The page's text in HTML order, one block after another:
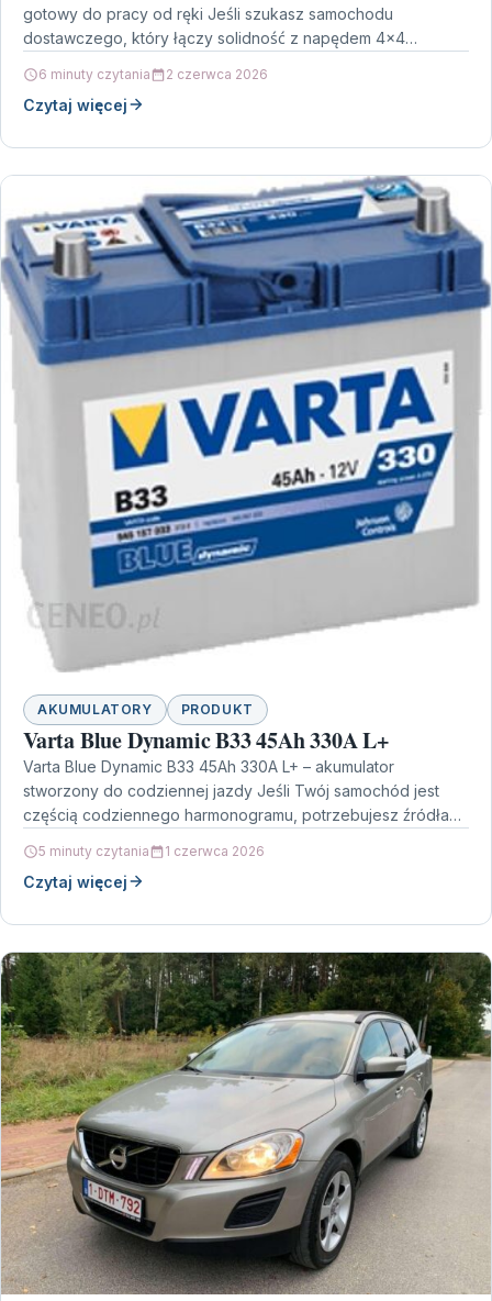
gotowy do pracy od ręki Jeśli szukasz samochodu
dostawczego, który łączy solidność z napędem 4×4…
6 minuty czytania 2 czerwca 2026
Czytaj więcej
AKUMULATORY PRODUKT
Varta Blue Dynamic B33 45Ah 330A L+
Varta Blue Dynamic B33 45Ah 330A L+ – akumulator
stworzony do codziennej jazdy Jeśli Twój samochód jest
częścią codziennego harmonogramu, potrzebujesz źródła
5 minuty czytania 1 czerwca 2026
Czytaj więcej